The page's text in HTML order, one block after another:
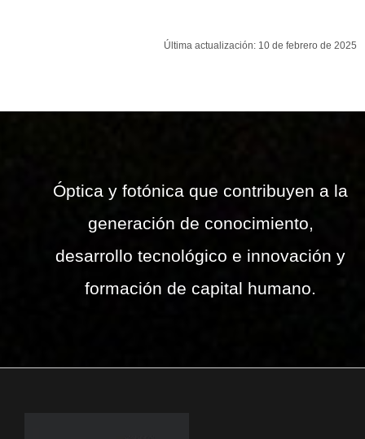
Última actualización: 10 de febrero de 2025
Óptica y fotónica que contribuyen a la
generación de conocimiento,
desarrollo tecnológico e innovación y
formación de capital humano.